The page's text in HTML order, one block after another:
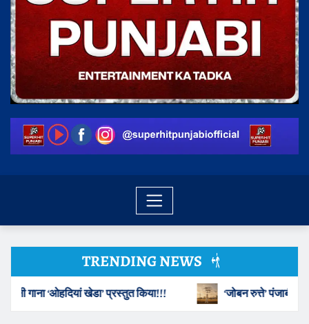
TRENDING NEWS
किया!!! ‘जोबन रुत्ते’ पंजाबी फिल्म का यंग स्टूडियोज़ ने ऐलान किया